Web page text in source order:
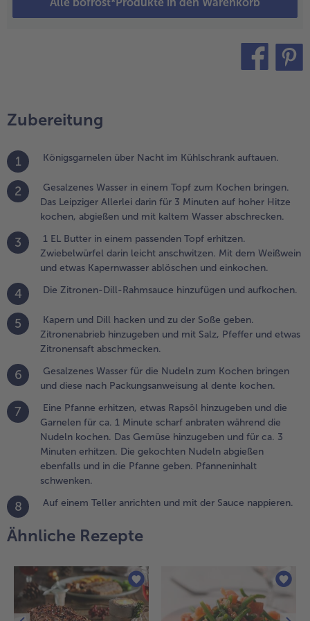
und
zu der
geben.
mit Salz,
und
Wasser
diese nach
dente kochen.
Zubereitung
1 Königsgarnelen über Nacht im Kühlschrank auftauen.
2
Gesalzenes Wasser in einem Topf zum Kochen bringen.
Das Leipziger Allerlei darin für 3 Minuten auf hoher Hitze
kochen, abgießen und mit kaltem Wasser abschrecken.
3
1 EL Butter in einem passenden Topf erhitzen.
Zwiebelwürfel darin leicht anschwitzen. Mit dem Weißwein
und etwas Kapernwasser ablöschen und einkochen.
4 Die Zitronen-Dill-Rahmsauce hinzufügen und aufkochen.
5
Kapern und Dill hacken und zu der Soße geben.
Zitronenabrieb hinzugeben und mit Salz, Pfeffer und etwas
Zitronensaft abschmecken.
6
Gesalzenes Wasser für die Nudeln zum Kochen bringen
und diese nach Packungsanweisung al dente kochen.
7
Eine Pfanne erhitzen, etwas Rapsöl hinzugeben und die
Garnelen für ca. 1 Minute scharf anbraten während die
Nudeln kochen. Das Gemüse hinzugeben und für ca. 3
Minuten erhitzen. Die gekochten Nudeln abgießen
ebenfalls und in die Pfanne geben. Pfanneninhalt
schwenken.
8 Auf einem Teller anrichten und mit der Sauce nappieren.
Ähnliche Rezepte